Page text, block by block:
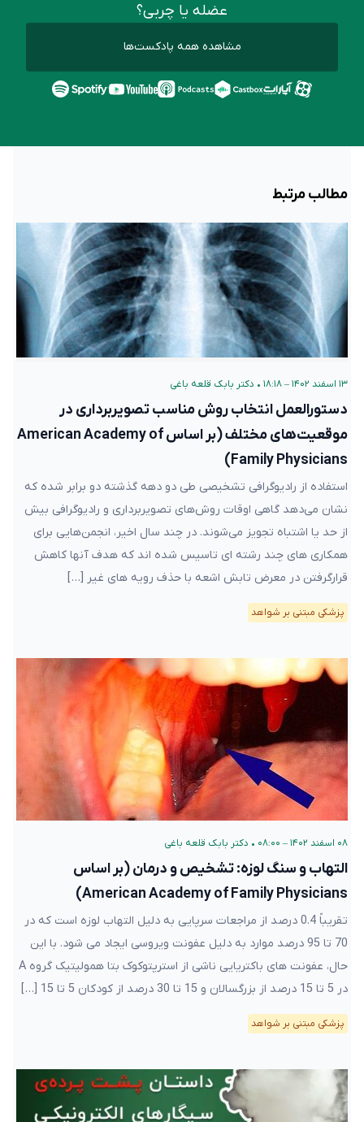
عضله یا چربی؟
مشاهده همه پادکست‌ها
مطالب مرتبط
۱۳ اسفند ۱۴۰۲ – ۱۸:۱۸ • دکتر بابک قلعه‌ باغی
دستورالعمل انتخاب روش مناسب تصویربرداری در
موقعیت‌های مختلف (بر اساس American Academy of
Family Physicians)
استفاده از رادیوگرافی تشخیصی طی دو دهه گذشته دو برابر شده که
نشان می‌دهد گاهی اوقات روش‌های تصویربرداری و رادیوگرافی بیش
از حد یا اشتباه تجویز می‌شوند. در چند سال اخیر، انجمن‌هایی برای
همکاری های چند رشته ای تاسیس شده اند که هدف آنها کاهش
قرارگرفتن در معرض تابش اشعه با حذف رویه های غیر […]
پزشکی مبتنی بر شواهد
۰۸ اسفند ۱۴۰۲ – ۰۸:۰۰ • دکتر بابک قلعه‌ باغی
التهاب و سنگ لوزه: تشخیص و درمان (بر اساس
American Academy of Family Physicians)
تقریباً 0.4 درصد از مراجعات سرپایی به دلیل التهاب لوزه است که در
70 تا 95 درصد موارد به دلیل عفونت ویروسی ایجاد می شود. با این
حال، عفونت های باکتریایی ناشی از استرپتوکوک بتا همولیتیک گروه A
در 5 تا 15 درصد از بزرگسالان و 15 تا 30 درصد از کودکان 5 تا 15 […]
پزشکی مبتنی بر شواهد